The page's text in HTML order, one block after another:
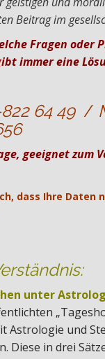
Beitrag im
Fragen oder
immer eine
64 49 /
geeignet zum
dass Ihre Daten
unter
Astrologie und
Diese in drei